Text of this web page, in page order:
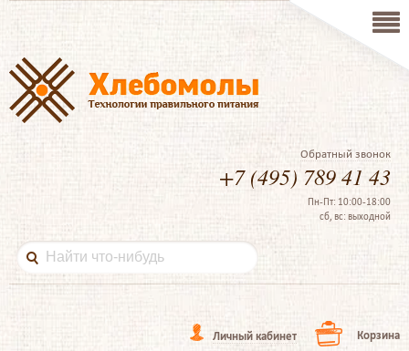
Обратный звонок
+7 (495) 789 41 43
Пн-Пт: 10:00-18:00
сб, вс: выходной
Личный кабинет Корзина